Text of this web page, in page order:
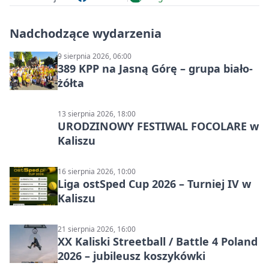
Nadchodzące wydarzenia
9 sierpnia 2026, 06:00
389 KPP na Jasną Górę – grupa biało-
żółta
13 sierpnia 2026, 18:00
URODZINOWY FESTIWAL FOCOLARE w
Kaliszu
16 sierpnia 2026, 10:00
Liga ostSped Cup 2026 – Turniej IV w
Kaliszu
21 sierpnia 2026, 16:00
XX Kaliski Streetball / Battle 4 Poland
2026 – jubileusz koszykówki